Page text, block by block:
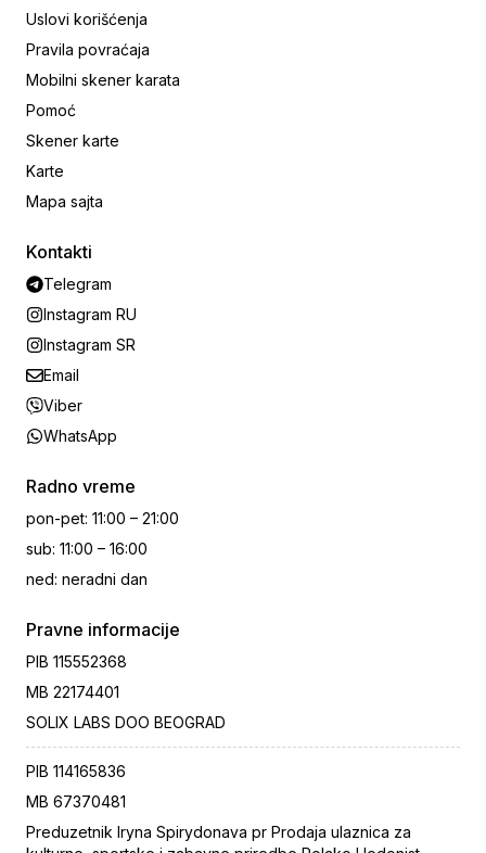
Uslovi korišćenja
Pravila povraćaja
Mobilni skener karata
Pomoć
Skener karte
Karte
Mapa sajta
Kontakti
Telegram
Instagram RU
Instagram SR
Email
Viber
WhatsApp
Radno vreme
pon-pet: 11:00 – 21:00
sub: 11:00 – 16:00
ned: neradni dan
Pravne informacije
PIB 115552368
MB 22174401
SOLIX LABS DOO BEOGRAD
PIB 114165836
MB 67370481
Preduzetnik Iryna Spirydonava pr Prodaja ulaznica za